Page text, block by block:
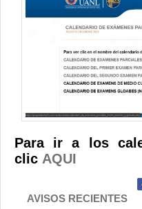
Para ir a los
clic AQUI
AVISOS RECIENTES